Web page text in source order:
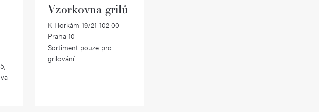
Vzorkovna grilů
K Horkám 19/21 102 00
Praha 10
Sortiment pouze pro
grilování